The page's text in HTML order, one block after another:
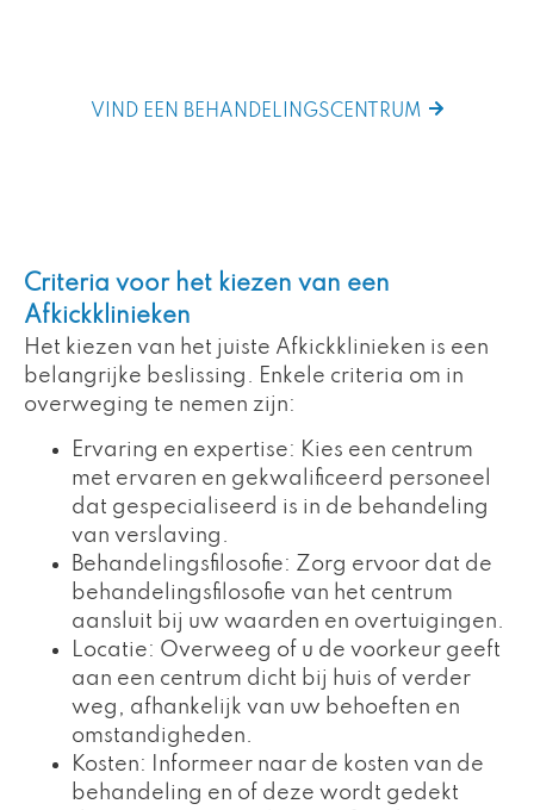
VIND EEN BEHANDELINGSCENTRUM
Criteria voor het kiezen van een
Afkickklinieken
Het kiezen van het juiste Afkickklinieken is een
belangrijke beslissing. Enkele criteria om in
overweging te nemen zijn:
Ervaring en expertise: Kies een centrum
met ervaren en gekwalificeerd personeel
dat gespecialiseerd is in de behandeling
van verslaving.
Behandelingsfilosofie: Zorg ervoor dat de
behandelingsfilosofie van het centrum
aansluit bij uw waarden en overtuigingen.
Locatie: Overweeg of u de voorkeur geeft
aan een centrum dicht bij huis of verder
weg, afhankelijk van uw behoeften en
omstandigheden.
Kosten: Informeer naar de kosten van de
behandeling en of deze wordt gedekt